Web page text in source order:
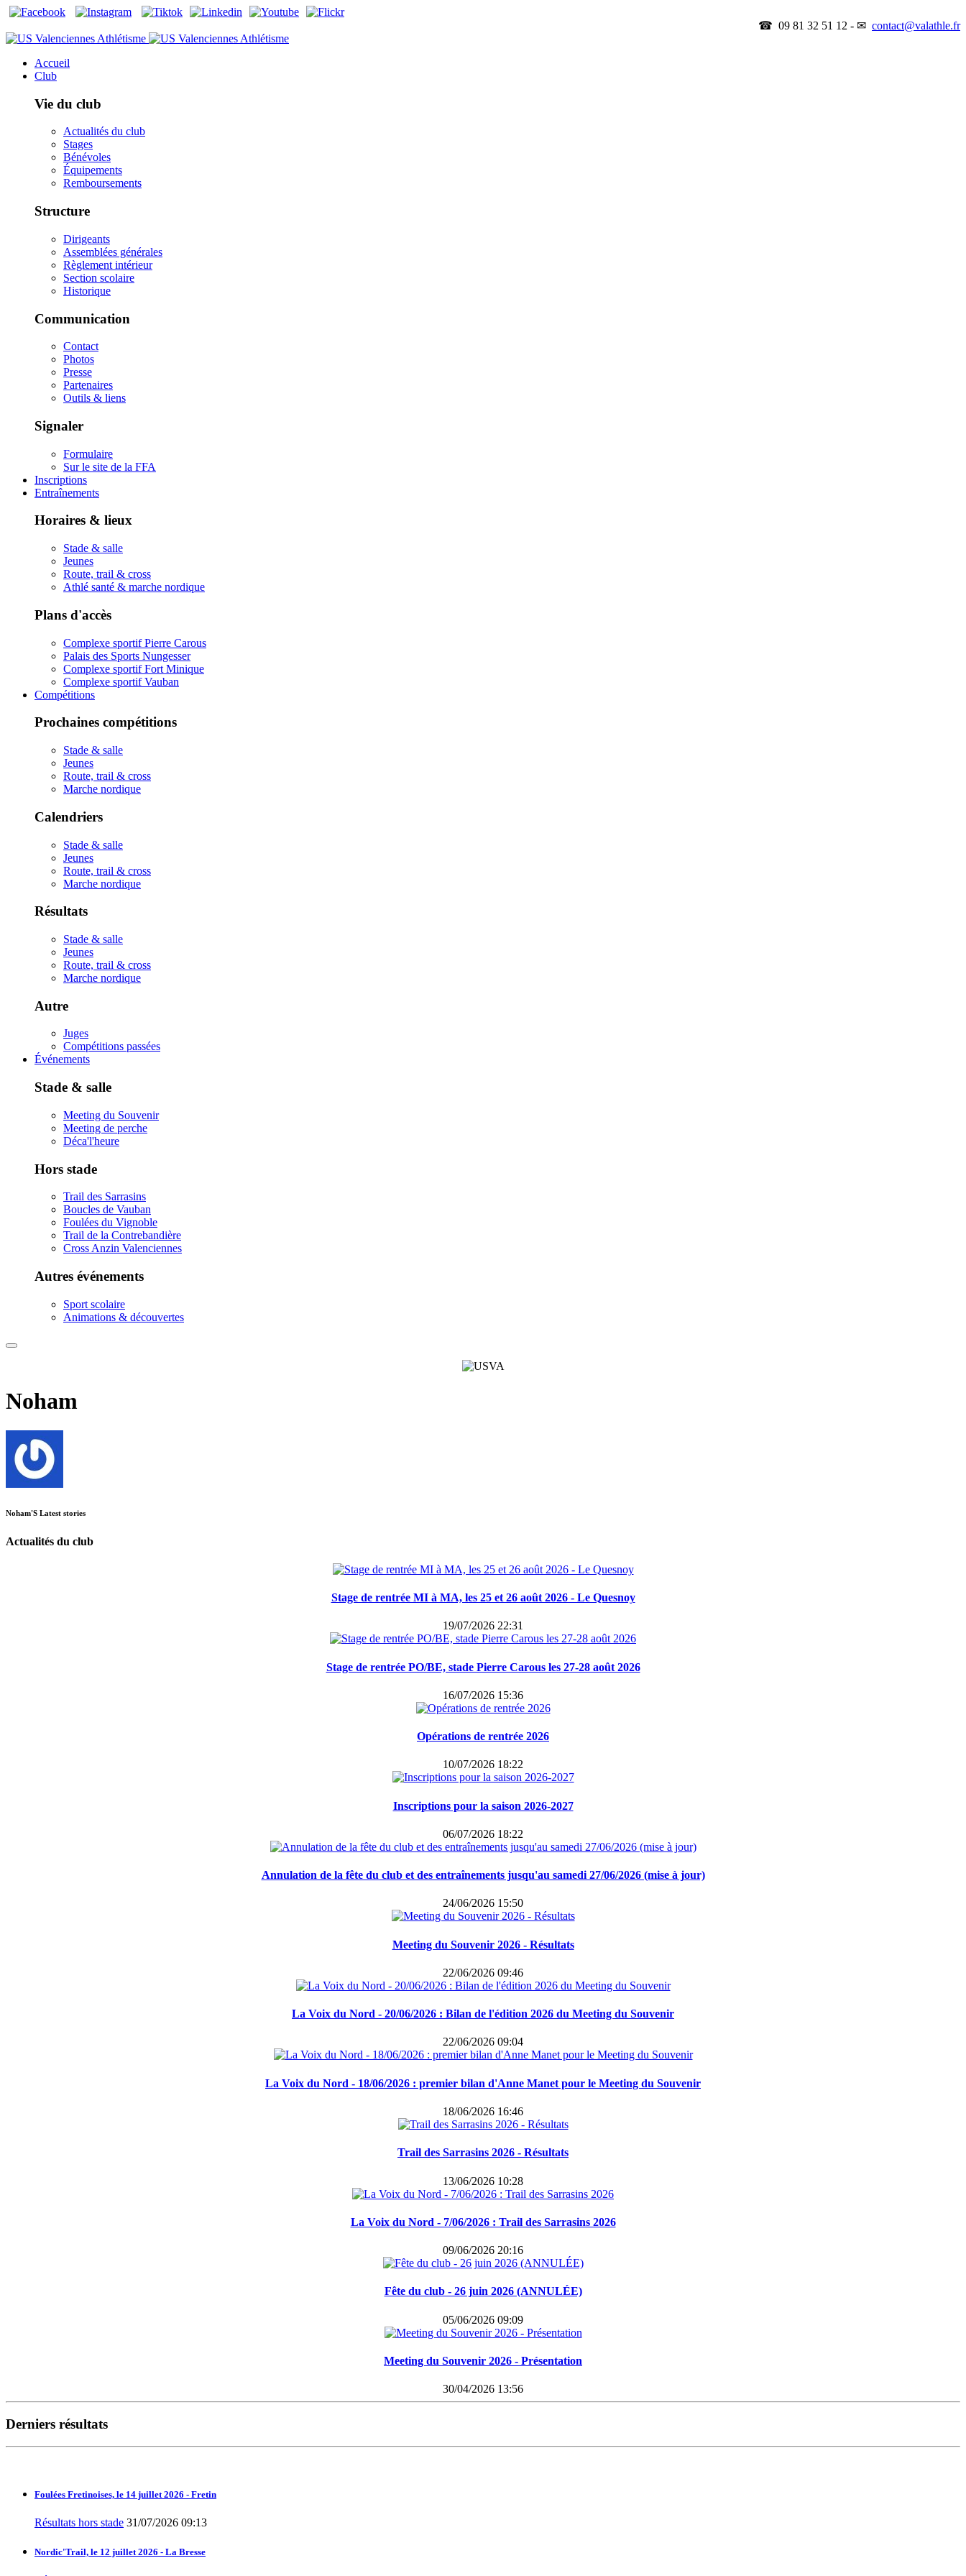
☎ 09 81 32 51 12 - ✉ contact@valathle.fr
Accueil
Club
Vie du club
Actualités du club
Stages
Bénévoles
Équipements
Remboursements
Structure
Dirigeants
Assemblées générales
Règlement intérieur
Section scolaire
Historique
Communication
Contact
Photos
Presse
Partenaires
Outils & liens
Signaler
Formulaire
Sur le site de la FFA
Inscriptions
Entraînements
Horaires & lieux
Stade & salle
Jeunes
Route, trail & cross
Athlé santé & marche nordique
Plans d'accès
Complexe sportif Pierre Carous
Palais des Sports Nungesser
Complexe sportif Fort Minique
Complexe sportif Vauban
Compétitions
Prochaines compétitions
Stade & salle
Jeunes
Route, trail & cross
Marche nordique
Calendriers
Stade & salle
Jeunes
Route, trail & cross
Marche nordique
Résultats
Stade & salle
Jeunes
Route, trail & cross
Marche nordique
Autre
Juges
Compétitions passées
Événements
Stade & salle
Meeting du Souvenir
Meeting de perche
Déca'l'heure
Hors stade
Trail des Sarrasins
Boucles de Vauban
Foulées du Vignoble
Trail de la Contrebandière
Cross Anzin Valenciennes
Autres événements
Sport scolaire
Animations & découvertes
Noham
Noham'S Latest stories
Actualités du club
Stage de rentrée MI à MA, les 25 et 26 août 2026 - Le Quesnoy
19/07/2026 22:31
Stage de rentrée PO/BE, stade Pierre Carous les 27-28 août 2026
16/07/2026 15:36
Opérations de rentrée 2026
10/07/2026 18:22
Inscriptions pour la saison 2026-2027
06/07/2026 18:22
Annulation de la fête du club et des entraînements jusqu'au samedi 27/06/2026 (mise à jour)
24/06/2026 15:50
Meeting du Souvenir 2026 - Résultats
22/06/2026 09:46
La Voix du Nord - 20/06/2026 : Bilan de l'édition 2026 du Meeting du Souvenir
22/06/2026 09:04
La Voix du Nord - 18/06/2026 : premier bilan d'Anne Manet pour le Meeting du Souvenir
18/06/2026 16:46
Trail des Sarrasins 2026 - Résultats
13/06/2026 10:28
La Voix du Nord - 7/06/2026 : Trail des Sarrasins 2026
09/06/2026 20:16
Fête du club - 26 juin 2026 (ANNULÉE)
05/06/2026 09:09
Meeting du Souvenir 2026 - Présentation
30/04/2026 13:56
Derniers résultats
Foulées Fretinoises, le 14 juillet 2026 - Fretin
Résultats hors stade 31/07/2026 09:13
Nordic'Trail, le 12 juillet 2026 - La Bresse